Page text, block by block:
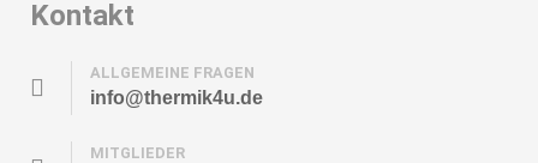
Kontakt
ALLGEMEINE FRAGEN
info@thermik4u.de
MITGLIEDER